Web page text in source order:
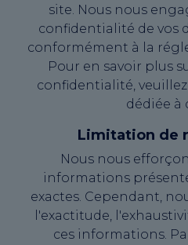
site. Nous nous
confidentialité de vos
conformément à la
Pour en savoir plus
confidentialité,
dédiée à
Limitation de
Nous nous
informations
exactes. Cependant,
l'exactitude,
ces informations.